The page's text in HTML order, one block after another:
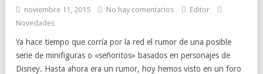
noviembre 11, 2015 No hay comentarios
Editor
Novedades
Ya hace tiempo que corría por la red el rumor de una posible
serie de minifiguras o «señoritos» basados en personajes de
Disney. Hasta ahora era un rumor, hoy hemos visto en un foro